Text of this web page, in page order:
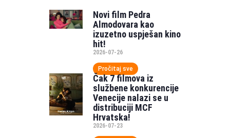
Novi film Pedra
Almodovara kao
izuzetno uspješan kino
hit!
2026-07-26
Pročitaj sve
Čak 7 filmova iz
službene konkurencije
Venecije nalazi se u
distribuciji MCF
Hrvatska!
2026-07-23